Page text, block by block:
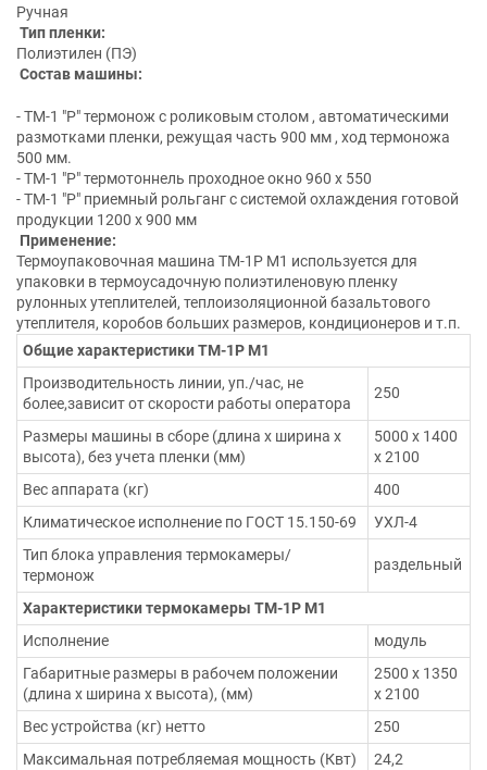
Ручная
Тип пленки:
Полиэтилен (ПЭ)
Состав машины:
- ТМ-1 "Р" термонож с роликовым столом , автоматическими
размотками пленки, режущая часть 900 мм , ход термоножа
500 мм.
- ТМ-1 "Р" термотоннель проходное окно 960 х 550
- ТМ-1 "Р" приемный рольганг с системой охлаждения готовой
продукции 1200 х 900 мм
Применение:
Термоупаковочная машина ТМ-1Р М1 используется для
упаковки в термоусадочную полиэтиленовую пленку
рулонных утеплителей, теплоизоляционной базальтового
утеплителя, коробов больших размеров, кондиционеров и т.п.
Общие характеристики ТМ-1Р М1
Производительность линии, уп./час, не
более,зависит от скорости работы оператора
250
Размеры машины в сборе (длина х ширина х
высота), без учета пленки (мм)
5000 х 1400
х 2100
Вес аппарата (кг)
400
Климатическое исполнение по ГОСТ 15.150-69
УХЛ-4
Тип блока управления термокамеры/
термонож
раздельный
Характеристики термокамеры ТМ-1Р М1
Исполнение
модуль
Габаритные размеры в рабочем положении
(длина х ширина х высота), (мм)
2500 х 1350
х 2100
Вес устройства (кг) нетто
250
Максимальная потребляемая мощность (Квт)
24,2